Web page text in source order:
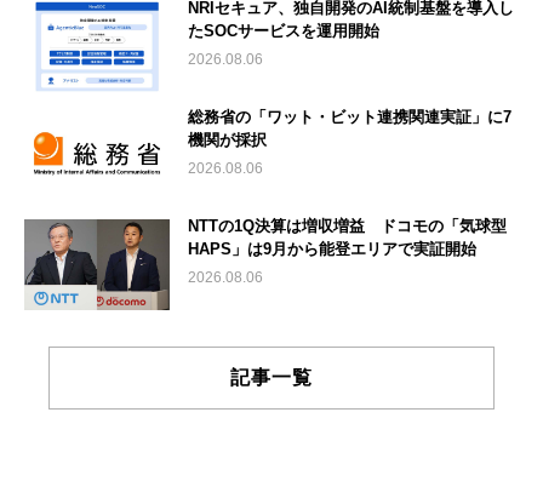
NRIセキュア、独自開発のAI統制基盤を導入し
たSOCサービスを運用開始
2026.08.06
総務省の「ワット・ビット連携関連実証」に7
機関が採択
2026.08.06
NTTの1Q決算は増収増益 ドコモの「気球型
HAPS」は9月から能登エリアで実証開始
2026.08.06
記事一覧